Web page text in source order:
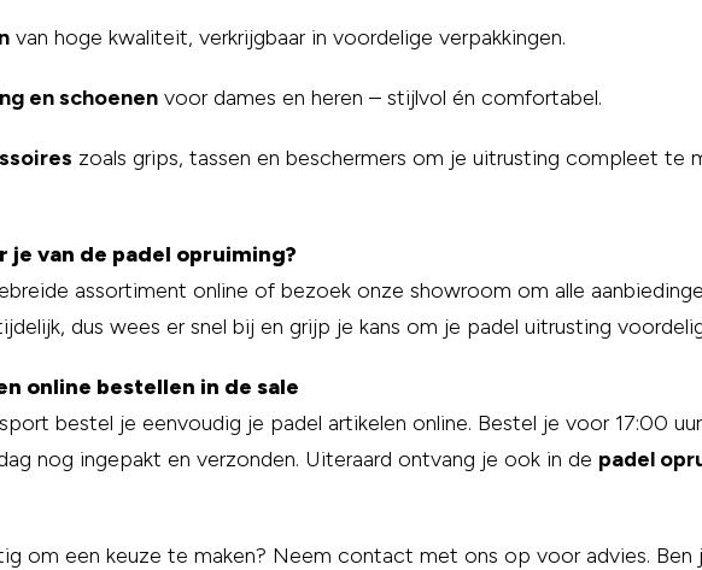
van hoge kwaliteit, verkrijgbaar in voordelige verpakkingen.
en schoenen voor dames en heren – stijlvol én comfortabel.
zoals grips, tassen en beschermers om je uitrusting compleet te
je van de padel opruiming?
assortiment online of bezoek onze showroom om alle
dus wees er snel bij en grijp je kans om je padel uitrusting
online bestellen in de sale
bestel je eenvoudig je padel artikelen online. Bestel je voor 17:00
nog ingepakt en verzonden. Uiteraard ontvang je ook in de padel
om een keuze te maken? Neem contact met ons op voor advies. Ben